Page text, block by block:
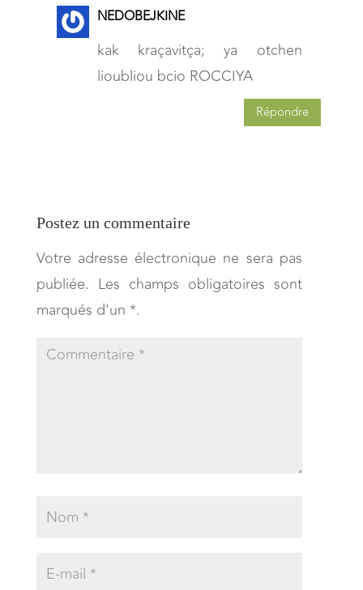
NEDOBEJKINE
kak kraçavitça; ya otchen
lioubliou bcio ROCCIYA
Répondre
Postez un commentaire
Votre adresse électronique ne sera pas
publiée. Les champs obligatoires sont
marqués d'un *.